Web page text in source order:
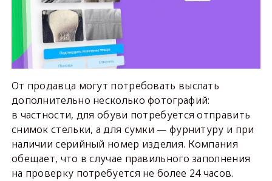
От продавца могут потребовать выслать
дополнительно несколько фотографий:
в частности, для обуви потребуется отправить
снимок стельки, а для сумки — фурнитуру и при
наличии серийный номер изделия. Компания
обещает, что в случае правильного заполнения
на проверку потребуется не более 24 часов.